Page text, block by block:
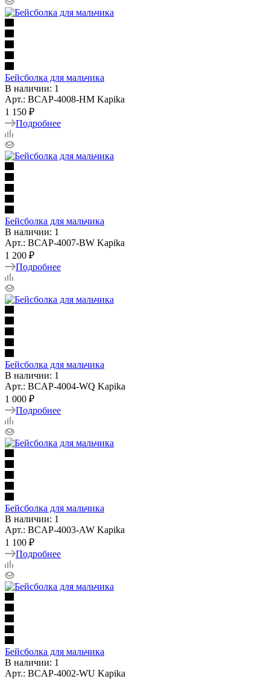
Бейсболка для мальчика
В наличии: 1
Арт.: BCAP-4008-HM Kapika
1 150 ₽
Подробнее
Бейсболка для мальчика
В наличии: 1
Арт.: BCAP-4007-BW Kapika
1 200 ₽
Подробнее
Бейсболка для мальчика
В наличии: 1
Арт.: BCAP-4004-WQ Kapika
1 000 ₽
Подробнее
Бейсболка для мальчика
В наличии: 1
Арт.: BCAP-4003-AW Kapika
1 100 ₽
Подробнее
Бейсболка для мальчика
В наличии: 1
Арт.: BCAP-4002-WU Kapika